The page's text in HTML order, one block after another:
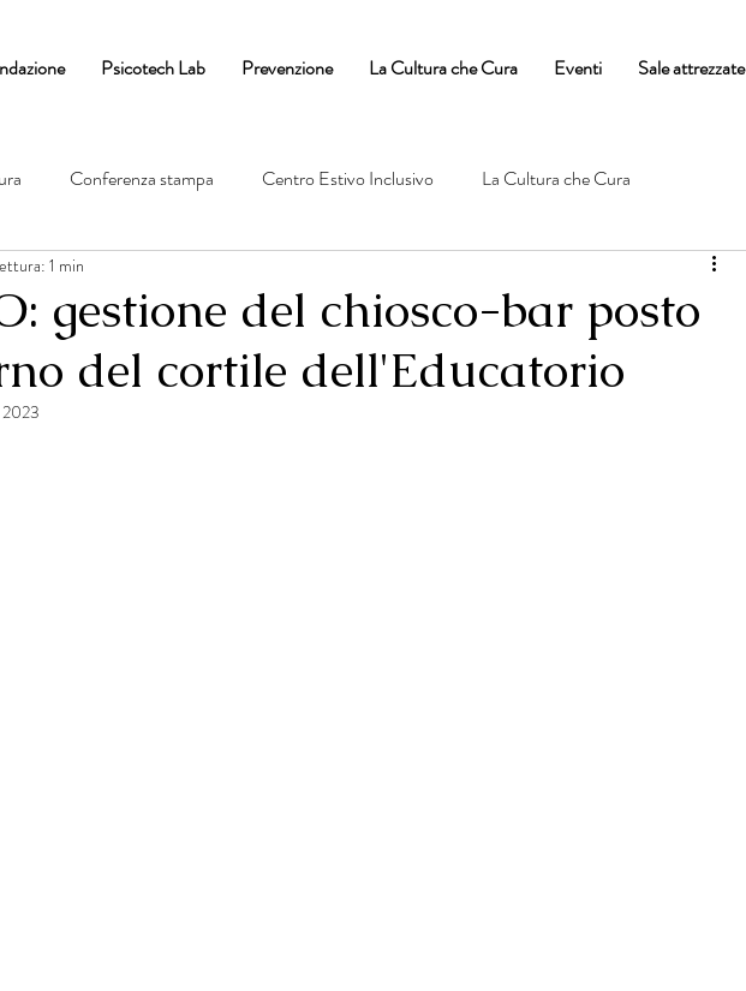
Psicotech Lab Prevenzione La Cultura che Cura Eventi Sale attrezzate
Conferenza stampa Centro Estivo Inclusivo La Cultura che Cura
gestione del chiosco-bar posto
del cortile dell'Educatorio
1 min
2023